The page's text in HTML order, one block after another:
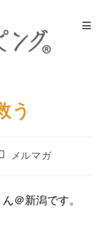
う
メルマガ
＠新潟です。